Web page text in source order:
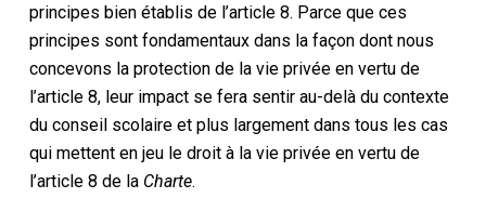
principes bien établis de l’article 8. Parce que ces
principes sont fondamentaux dans la façon dont nous
concevons la protection de la vie privée en vertu de
l’article 8, leur impact se fera sentir au-delà du contexte
du conseil scolaire et plus largement dans tous les cas
qui mettent en jeu le droit à la vie privée en vertu de
l’article 8 de la Charte.